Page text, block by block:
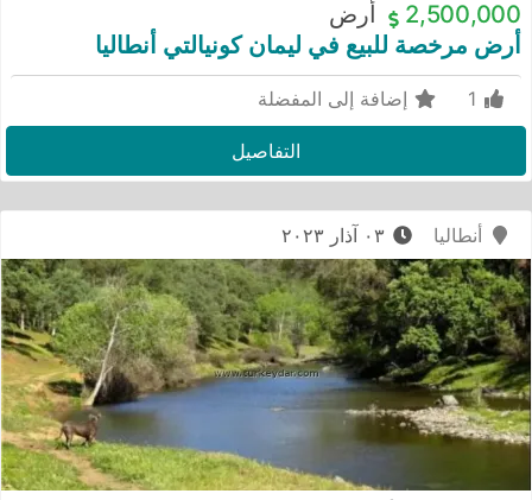
2,500,000
أرض
أرض مرخصة للبيع في ليمان كونيالتي أنطاليا
إضافة إلى المفضلة
التفاصيل
أنطاليا